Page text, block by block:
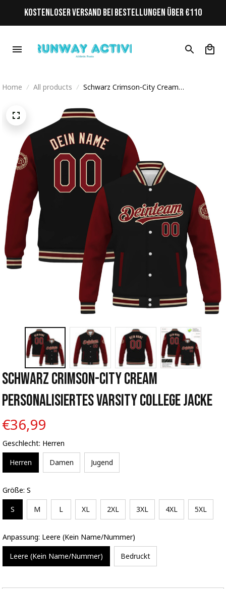
KOSTENLOSER VERSAND BEI BESTELLUNGEN ÜBER €110
Home All products
Schwarz Crimson-City Cream
Schwarz Crimson-City Cream
Personalisiertes Varsity College Jacke
€36,99
Geschlecht: Herren
Herren Damen Jugend
Größe: S
S M L XL 2XL 3XL 4XL 5XL
Anpassung: Leere (Kein Name/Nummer)
Leere (Kein Name/Nummer) Bedruckt